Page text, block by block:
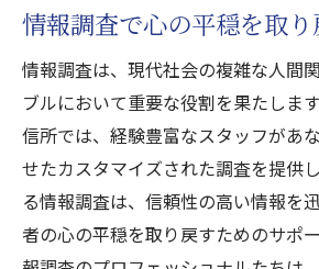
情報調査で心の平穏を取
情報調査は、現代社会の複雑な人間
ブルにおいて重要な役割を果たしま
信所では、経験豊富なスタッフがあ
せたカスタマイズされた調査を提供
る情報調査は、信頼性の高い情報を
者の心の平穏を取り戻すためのサポ